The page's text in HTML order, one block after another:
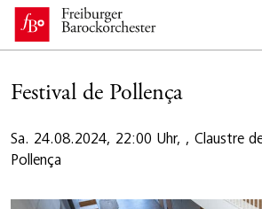
Festival de Pollença
Sa. 24.08.2024, 22:00 Uhr, , Claustre
Pollença